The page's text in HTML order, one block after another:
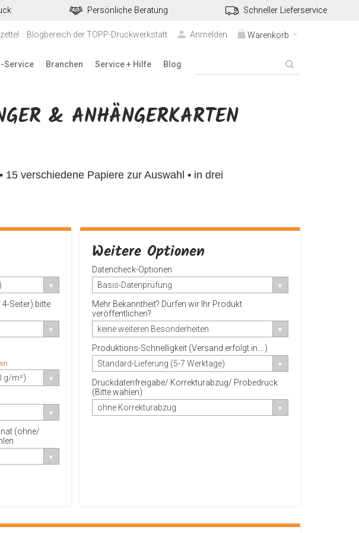
Persönliche Beratung Schneller Lieferservice
Warenkorb
Blogbereich der TOPP-Druckwerkstatt Anmelden
Service Branchen Service + Hilfe Blog
& ANHÄNGERKARTEN
15 verschiedene Papiere zur Auswahl • in drei
Seiter) bitte
g/m²)
(ohne/
Weitere Optionen
Datencheck-Optionen
Basis-Datenprüfung
Mehr Bekanntheit? Dürfen wir Ihr Produkt
veröffentlichen?
keine weiteren Besonderheiten
Produktions-Schnelligkeit (Versand erfolgt in....)
Standard-Lieferung (5-7 Werktage)
Druckdatenfreigabe/ Korrekturabzug/ Probedruck
(Bitte wählen)
ohne Korrekturabzug